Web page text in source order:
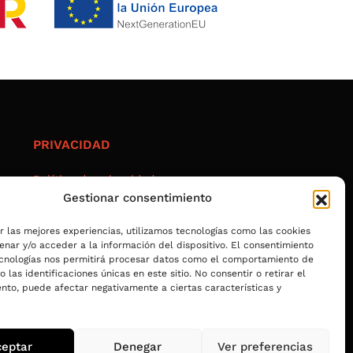
Gestionar consentimiento
las mejores experiencias, utilizamos tecnologías como las cookies
y/o acceder a la información del dispositivo. El consentimiento
nos permitirá procesar datos como el comportamiento de
o las identificaciones únicas en este sitio. No consentir o retirar el
puede afectar negativamente a ciertas características y
Denegar Ver preferencias
PRIVACIDAD
Política de privacidad
Aviso legal
Accesibilidad